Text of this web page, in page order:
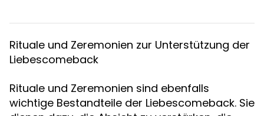
Rituale und Zeremonien zur Unterstützung der
Liebescomeback
Rituale und Zeremonien sind ebenfalls
wichtige Bestandteile der Liebescomeback. Sie